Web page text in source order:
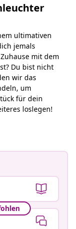
ultimativen
jemals
mit dem
Du bist nicht
wir das
um
für dein
loslegen!